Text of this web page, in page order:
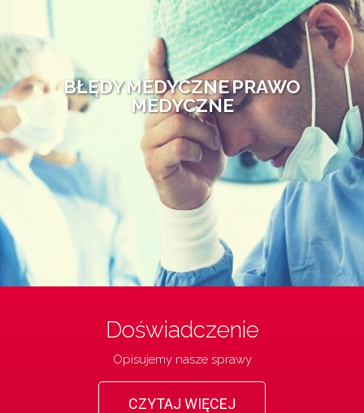
BŁĘDY MEDYCZNE PRAWO
MEDYCZNE
Doświadczenie
Opisujemy nasze sprawy
CZYTAJ WIĘCEJ